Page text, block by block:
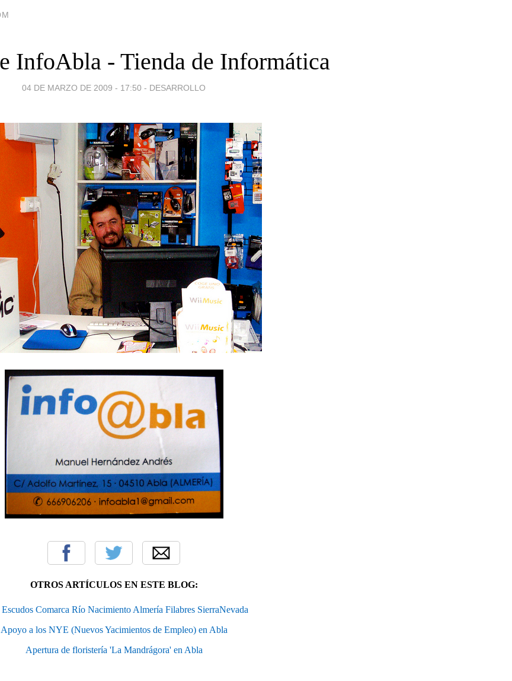
InfoAbla - Tienda de Informática
04 DE MARZO DE 2009 - 17:50 - DESARROLLO
OTROS ARTÍCULOS EN ESTE BLOG:
Comarca Río Nacimiento Almería Filabres SierraNevada
Apoyo a los NYE (Nuevos Yacimientos de Empleo) en Abla
Apertura de floristería 'La Mandrágora' en Abla